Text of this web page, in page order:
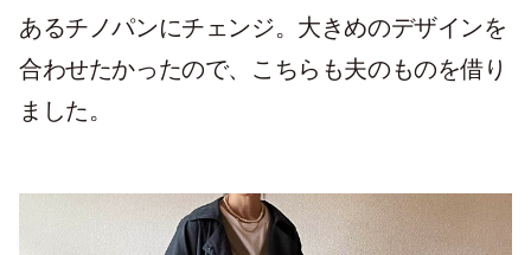
あるチノパンにチェンジ。大きめのデザインを
合わせたかったので、こちらも夫のものを借り
ました。